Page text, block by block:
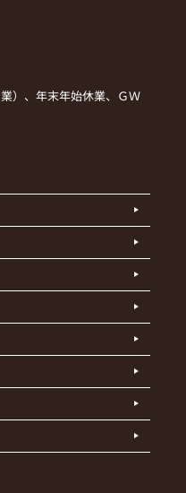
）、年末年始休業、ＧＷ